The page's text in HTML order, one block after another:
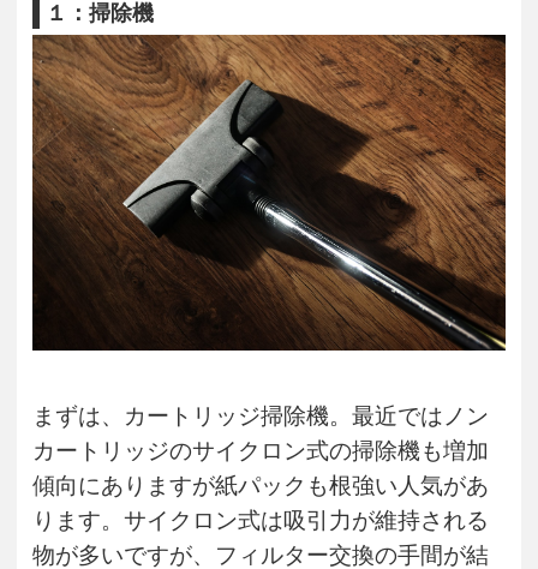
１：掃除機
まずは、カートリッジ掃除機。最近ではノン
カートリッジのサイクロン式の掃除機も増加
傾向にありますが紙パックも根強い人気があ
ります。サイクロン式は吸引力が維持される
物が多いですが、フィルター交換の手間が結